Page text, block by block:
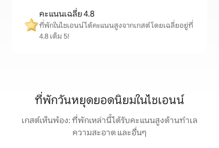
คะแนนเฉลี่ย 4.8
ที่พักในไชเอนน์ได้คะแนนสูงจากเกสต์ โดยเฉลี่ยอยู่ที่
4.8 เต็ม 5!
ที่พักวันหยุดยอดนิยมในไชเอนน์
เกสต์เห็นพ้อง: ที่พักเหล่านี้ได้รับคะแนนสูงด้านทำเล
ความสะอาด และอื่นๆ